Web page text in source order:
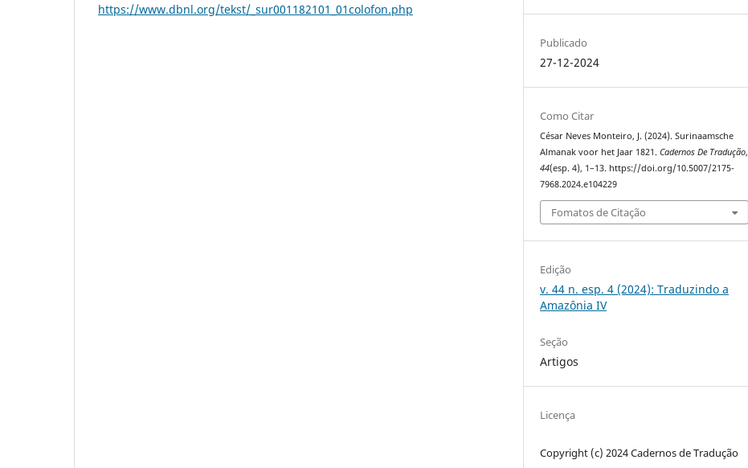
https://www.dbnl.org/tekst/_sur001182101_01colofon.php
Publicado
27-12-2024
Como Citar
César Neves Monteiro, J. (2024). Surinaamsche
Almanak voor het Jaar 1821.Cadernos De Tradução,
44(esp. 4), 1–13. https://doi.org/10.5007/2175-
7968.2024.e104229
Fomatos de Citação
Edição
v. 44 n. esp. 4 (2024): Traduzindo a
Amazônia IV
Seção
Artigos
Licença
Copyright (c) 2024 Cadernos de Tradução